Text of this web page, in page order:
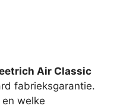
Air Classic
fabrieksgarantie.
welke